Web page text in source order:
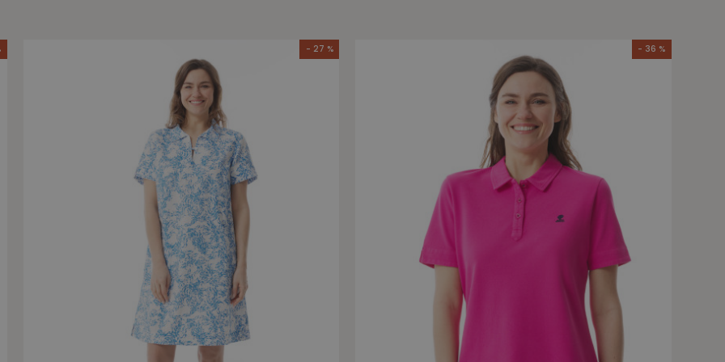
- 27 % - 36 %